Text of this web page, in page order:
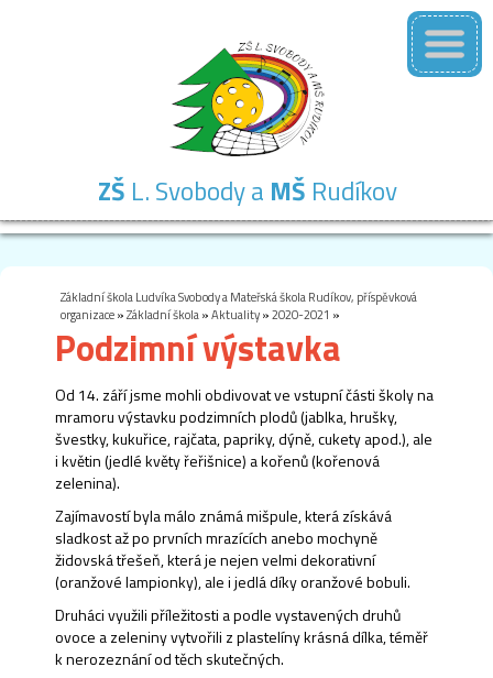
ZŠ L. Svobody a MŠ Rudíkov
Základní škola Ludvíka Svobody a Mateřská škola Rudíkov, příspěvková
organizace»Základní škola»Aktuality»2020-2021 »
Podzimní výstavka
Od 14. září jsme mohli obdivovat ve vstupní části školy na
mramoru výstavku podzimních plodů (jablka, hrušky,
švestky, kukuřice, rajčata, papriky, dýně, cukety apod.), ale
i květin (jedlé květy řeřišnice) a kořenů (kořenová
zelenina).
Zajímavostí byla málo známá mišpule, která získává
sladkost až po prvních mrazících anebo mochyně
židovská třešeň, která je nejen velmi dekorativní
(oranžové lampionky), ale i jedlá díky oranžové bobuli.
Druháci využili příležitosti a podle vystavených druhů
ovoce a zeleniny vytvořili z plastelíny krásná dílka, téměř
k nerozeznání od těch skutečných.